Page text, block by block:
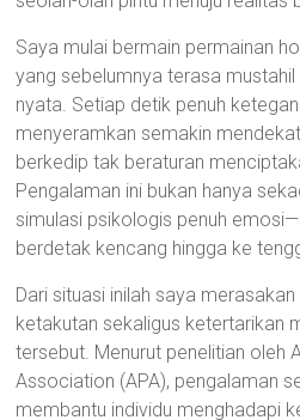
Saya mulai bermain permainan
yang sebelumnya terasa
nyata. Setiap detik penuh
menyeramkan semakin
berkedip tak beraturan
Pengalaman ini bukan hanya
simulasi psikologis penuh
berdetak kencang hingga ke
Dari situasi inilah saya
ketakutan sekaligus ketertarikan
tersebut. Menurut penelitian oleh
Association (APA), pengalaman
membantu individu menghadapi